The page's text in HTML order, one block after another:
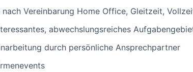
nach Vereinbarung Home Office, Gleitzeit,
abwechslungsreiches
durch persönliche Ansprechpartner